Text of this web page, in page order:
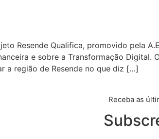
Resende Qualifica, promovido pela
e sobre a Transformação
a região de Resende no que diz […]
Receba as